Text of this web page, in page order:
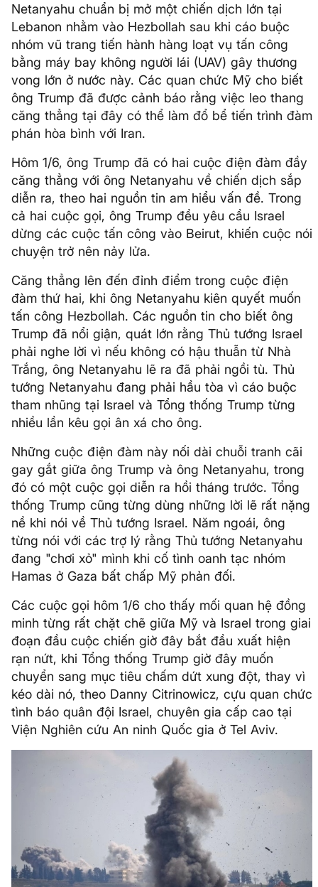
Netanyahu chuẩn bị mở một chiến dịch lớn tại
Lebanon nhằm vào Hezbollah sau khi cáo buộc
nhóm vũ trang tiến hành hàng loạt vụ tấn công
bằng máy bay không người lái (UAV) gây thương
vong lớn ở nước này. Các quan chức Mỹ cho biết
ông Trump đã được cảnh báo rằng việc leo thang
căng thẳng tại đây có thể làm đổ bể tiến trình đàm
phán hòa bình với Iran.
Hôm 1/6, ông Trump đã có hai cuộc điện đàm đầy
căng thẳng với ông Netanyahu về chiến dịch sắp
diễn ra, theo hai nguồn tin am hiểu vấn đề. Trong
cả hai cuộc gọi, ông Trump đều yêu cầu Israel
dừng các cuộc tấn công vào Beirut, khiến cuộc nói
chuyện trở nên nảy lửa.
Căng thẳng lên đến đỉnh điểm trong cuộc điện
đàm thứ hai, khi ông Netanyahu kiên quyết muốn
tấn công Hezbollah. Các nguồn tin cho biết ông
Trump đã nổi giận, quát lớn rằng Thủ tướng Israel
phải nghe lời vì nếu không có hậu thuẫn từ Nhà
Trắng, ông Netanyahu lẽ ra đã phải ngồi tù. Thủ
tướng Netanyahu đang phải hầu tòa vì cáo buộc
tham nhũng tại Israel và Tổng thống Trump từng
nhiều lần kêu gọi ân xá cho ông.
Những cuộc điện đàm này nối dài chuỗi tranh cãi
gay gắt giữa ông Trump và ông Netanyahu, trong
đó có một cuộc gọi diễn ra hồi tháng trước. Tổng
thống Trump cũng từng dùng những lời lẽ rất nặng
nề khi nói về Thủ tướng Israel. Năm ngoái, ông
từng nói với các trợ lý rằng Thủ tướng Netanyahu
đang "chơi xỏ" mình khi cố tình oanh tạc nhóm
Hamas ở Gaza bất chấp Mỹ phản đối.
Các cuộc gọi hôm 1/6 cho thấy mối quan hệ đồng
minh từng rất chặt chẽ giữa Mỹ và Israel trong giai
đoạn đầu cuộc chiến giờ đây bắt đầu xuất hiện
rạn nứt, khi Tổng thống Trump giờ đây muốn
chuyển sang mục tiêu chấm dứt xung đột, thay vì
kéo dài nó, theo Danny Citrinowicz, cựu quan chức
tình báo quân đội Israel, chuyên gia cấp cao tại
Viện Nghiên cứu An ninh Quốc gia ở Tel Aviv.